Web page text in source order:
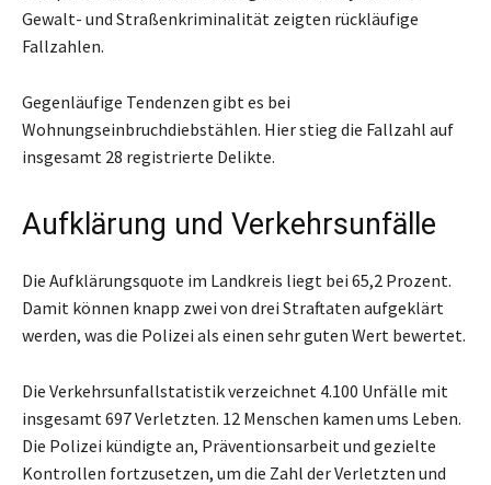
Gewalt- und Straßenkriminalität zeigten rückläufige
Fallzahlen.
Gegenläufige Tendenzen gibt es bei
Wohnungseinbruchdiebstählen. Hier stieg die Fallzahl auf
insgesamt 28 registrierte Delikte.
Aufklärung und Verkehrsunfälle
Die Aufklärungsquote im Landkreis liegt bei 65,2 Prozent.
Damit können knapp zwei von drei Straftaten aufgeklärt
werden, was die Polizei als einen sehr guten Wert bewertet.
Die Verkehrsunfallstatistik verzeichnet 4.100 Unfälle mit
insgesamt 697 Verletzten. 12 Menschen kamen ums Leben.
Die Polizei kündigte an, Präventionsarbeit und gezielte
Kontrollen fortzusetzen, um die Zahl der Verletzten und